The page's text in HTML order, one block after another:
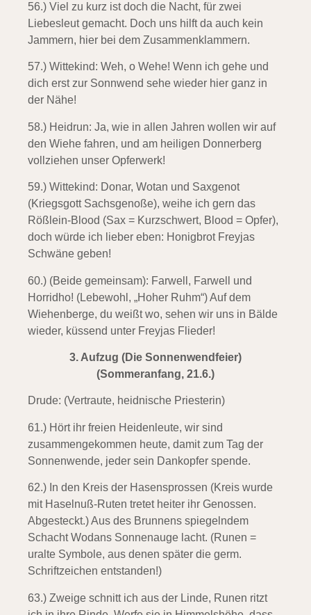
56.) Viel zu kurz ist doch die Nacht, für zwei
Liebesleut gemacht. Doch uns hilft da auch kein
Jammern, hier bei dem Zusammenklammern.
57.) Wittekind: Weh, o Wehe! Wenn ich gehe und
dich erst zur Sonnwend sehe wieder hier ganz in
der Nähe!
58.) Heidrun: Ja, wie in allen Jahren wollen wir auf
den Wiehe fahren, und am heiligen Donnerberg
vollziehen unser Opferwerk!
59.) Wittekind: Donar, Wotan und Saxgenot
(Kriegsgott Sachsgenoße), weihe ich gern das
Rößlein-Blood (Sax = Kurzschwert, Blood = Opfer),
doch würde ich lieber eben: Honigbrot Freyjas
Schwäne geben!
60.) (Beide gemeinsam): Farwell, Farwell und
Horridho! (Lebewohl, „Hoher Ruhm“) Auf dem
Wiehenberge, du weißt wo, sehen wir uns in Bälde
wieder, küssend unter Freyjas Flieder!
3. Aufzug (Die Sonnenwendfeier)
(Sommeranfang, 21.6.)
Drude: (Vertraute, heidnische Priesterin)
61.) Hört ihr freien Heidenleute, wir sind
zusammengekommen heute, damit zum Tag der
Sonnenwende, jeder sein Dankopfer spende.
62.) In den Kreis der Hasensprossen (Kreis wurde
mit Haselnuß-Ruten tretet heiter ihr Genossen.
Abgesteckt.) Aus des Brunnens spiegelndem
Schacht Wodans Sonnenauge lacht. (Runen =
uralte Symbole, aus denen später die germ.
Schriftzeichen entstanden!)
63.) Zweige schnitt ich aus der Linde, Runen ritzt